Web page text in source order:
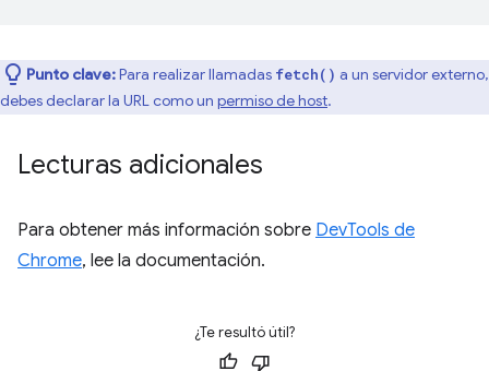
Punto clave:Para realizar llamadas fetch() a un servidor externo,
debes declarar la URL como un permiso de host.
Lecturas adicionales
Para obtener más información sobre DevTools de
Chrome, lee la documentación.
¿Te resultó útil?